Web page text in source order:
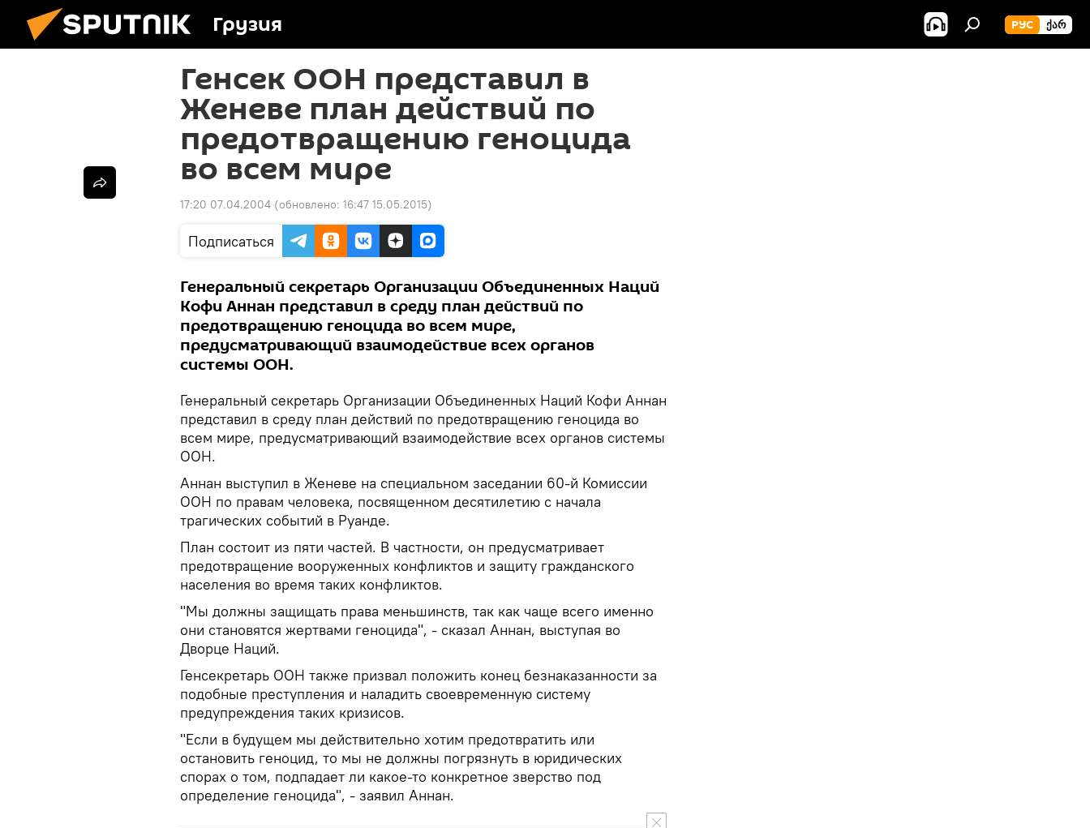
Грузия РУС ᲥᲐᲠ
Генсек ООН представил в
Женеве план действий по
предотвращению геноцида
во всем мире
17:20 07.04.2004 (обновлено: 16:47 15.05.2015)
Подписаться
Генеральный секретарь Организации Объединенных Наций
Кофи Аннан представил в среду план действий по
предотвращению геноцида во всем мире,
предусматривающий взаимодействие всех органов
системы ООН.
Генеральный секретарь Организации Объединенных Наций Кофи Аннан
представил в среду план действий по предотвращению геноцида во
всем мире, предусматривающий взаимодействие всех органов системы
ООН.
Аннан выступил в Женеве на специальном заседании 60-й Комиссии
ООН по правам человека, посвященном десятилетию с начала
трагических событий в Руанде.
План состоит из пяти частей. В частности, он предусматривает
предотвращение вооруженных конфликтов и защиту гражданского
населения во время таких конфликтов.
"Мы должны защищать права меньшинств, так как чаще всего именно
они становятся жертвами геноцида", - сказал Аннан, выступая во
Дворце Наций.
Генсекретарь ООН также призвал положить конец безнаказанности за
подобные преступления и наладить своевременную систему
предупреждения таких кризисов.
"Если в будущем мы действительно хотим предотвратить или
остановить геноцид, то мы не должны погрязнуть в юридических
спорах о том, подпадает ли какое-то конкретное зверство под
определение геноцида", - заявил Аннан.